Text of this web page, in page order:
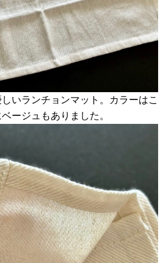
いランチョンマット。カラーはこ
ージュもありました。